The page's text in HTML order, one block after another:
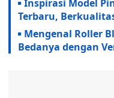
Inspirasi Model
Terbaru,
Mengenal Roller
Bedanya dengan